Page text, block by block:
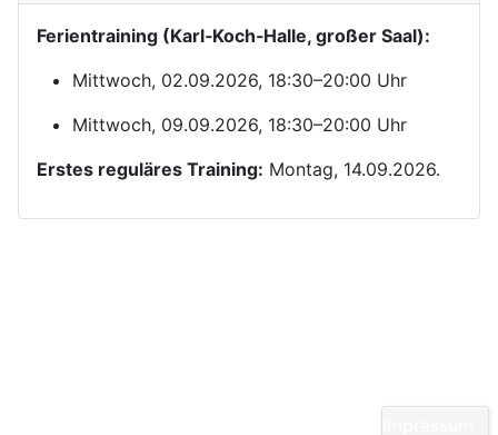
Ferientraining (Karl‑Koch‑Halle, großer Saal):
Mittwoch, 02.09.2026, 18:30–20:00 Uhr
Mittwoch, 09.09.2026, 18:30–20:00 Uhr
Erstes reguläres Training: Montag, 14.09.2026.